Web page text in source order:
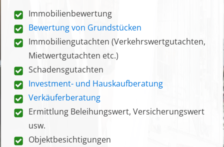
Immobilienbewertung
Bewertung von Grundstücken
Immobiliengutachten (Verkehrswertgutachten,
Mietwertgutachten etc.)
Schadensgutachten
Investment- und Hauskaufberatung
Verkäuferberatung
Ermittlung Beleihungswert, Versicherungswert
usw.
Objektbesichtigungen